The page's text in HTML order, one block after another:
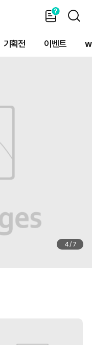
가
이
기획전 이벤트
4/7